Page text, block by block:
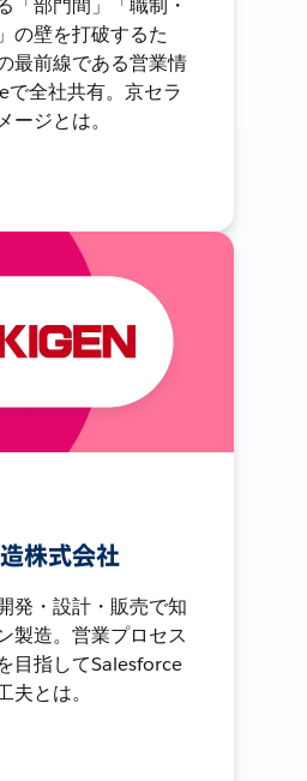
「部門間」「職制・
の壁を打破するた
最前線である営業情
で全社共有。京セラ
ージとは。
株式会社
発・設計・販売で知
製造。営業プロセス
目指してSalesforce
夫とは。